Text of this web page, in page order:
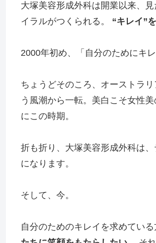
大塚美容形成外科は開業以来、
イラルがつくられる。 “キレイ”
2000年初め、「自分のためにキ
ちょうどそのころ、オーストラ
う風潮から一転。美白こそ女性
にこの時期。
折も折り、大塚美容形成外科は
になります。
そして、今。
自分のためのキレイを求めてい